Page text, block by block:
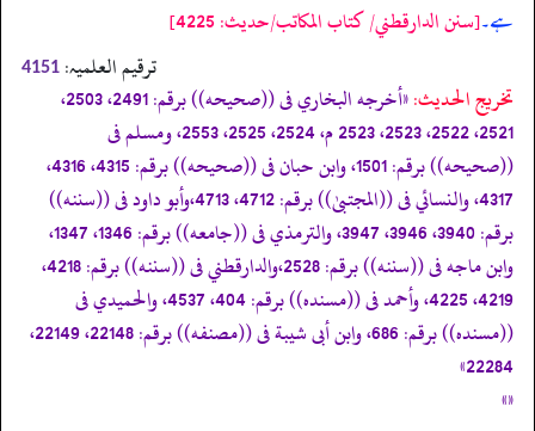
ہے۔[سنن الدارقطني/ كتاب المكاتب/حدیث: 4225]
ترقیم العلمیہ: 4151
تخریج الحدیث:
«أخرجه البخاري فى ((صحيحه)) برقم: 2491، 2503،
2521، 2522، 2523، 2523 م، 2524، 2525، 2553، ومسلم فى
((صحيحه)) برقم: 1501، وابن حبان فى ((صحيحه)) برقم: 4315، 4316،
4317، والنسائي فى ((المجتبیٰ)) برقم: 4712، 4713،وأبو داود فى ((سننه))
برقم: 3940، 3946، 3947، والترمذي فى ((جامعه)) برقم: 1346، 1347،
وابن ماجه فى ((سننه)) برقم: 2528،والدارقطني فى ((سننه)) برقم: 4218،
4219، 4225، وأحمد فى ((مسنده)) برقم: 404، 4537، والحميدي فى
((مسنده)) برقم: 686، وابن أبى شيبة فى ((مصنفه)) برقم: 22148، 22149،
22284»
«»